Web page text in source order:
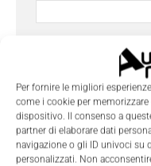
Per fornire le migliori
come i cookie per
dispositivo. Il consenso a
partner di elaborare dati
navigazione o gli ID univoci su
personalizzati. Non
Telefono